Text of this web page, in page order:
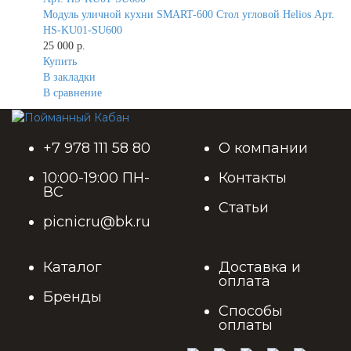
Модуль уличной кухни SMART-600 Стол угловой Helios Арт.
HS-KU01-SU600
25 000 р.
Купить
В закладки
В сравнение
+7 978 111 58 80
10:00-19:00 ПН-
ВС
picnicru@bk.ru
О компании
Контакты
Статьи
Каталог
Бренды
Доставка и
оплата
Способы
оплаты